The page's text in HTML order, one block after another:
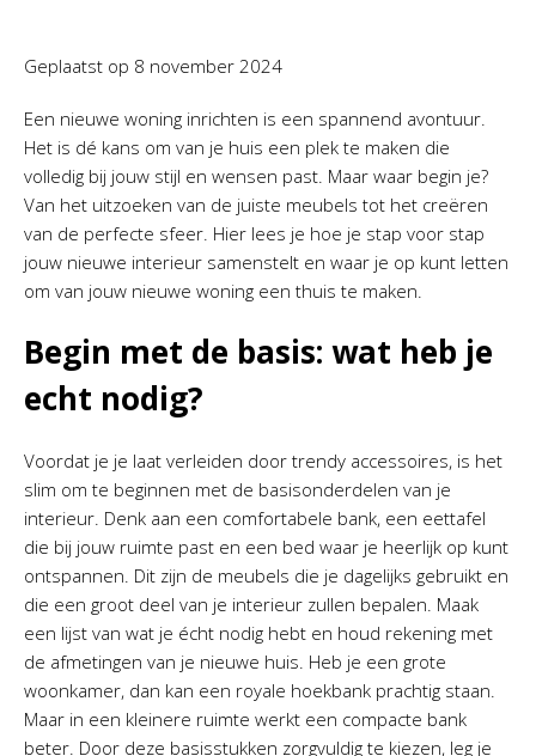
Geplaatst op 8 november 2024
Een nieuwe woning inrichten is een spannend avontuur.
Het is dé kans om van je huis een plek te maken die
volledig bij jouw stijl en wensen past. Maar waar begin je?
Van het uitzoeken van de juiste meubels tot het creëren
van de perfecte sfeer. Hier lees je hoe je stap voor stap
jouw nieuwe interieur samenstelt en waar je op kunt letten
om van jouw nieuwe woning een thuis te maken.
Begin met de basis: wat heb je
echt nodig?
Voordat je je laat verleiden door trendy accessoires, is het
slim om te beginnen met de basisonderdelen van je
interieur. Denk aan een comfortabele bank, een eettafel
die bij jouw ruimte past en een bed waar je heerlijk op kunt
ontspannen. Dit zijn de meubels die je dagelijks gebruikt en
die een groot deel van je interieur zullen bepalen. Maak
een lijst van wat je écht nodig hebt en houd rekening met
de afmetingen van je nieuwe huis. Heb je een grote
woonkamer, dan kan een royale hoekbank prachtig staan.
Maar in een kleinere ruimte werkt een compacte bank
beter. Door deze basisstukken zorgvuldig te kiezen, leg je